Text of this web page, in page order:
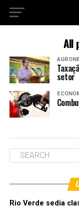
All
setor
Rio Verde sedia